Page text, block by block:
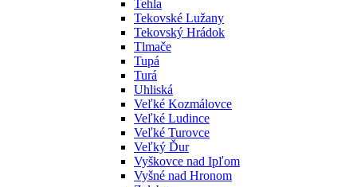
Tehla
Tekovské Lužany
Tekovský Hrádok
Tlmače
Tupá
Turá
Uhliská
Veľké Kozmálovce
Veľké Ludince
Veľké Turovce
Veľký Ďur
Vyškovce nad Ipľom
Vyšné nad Hronom